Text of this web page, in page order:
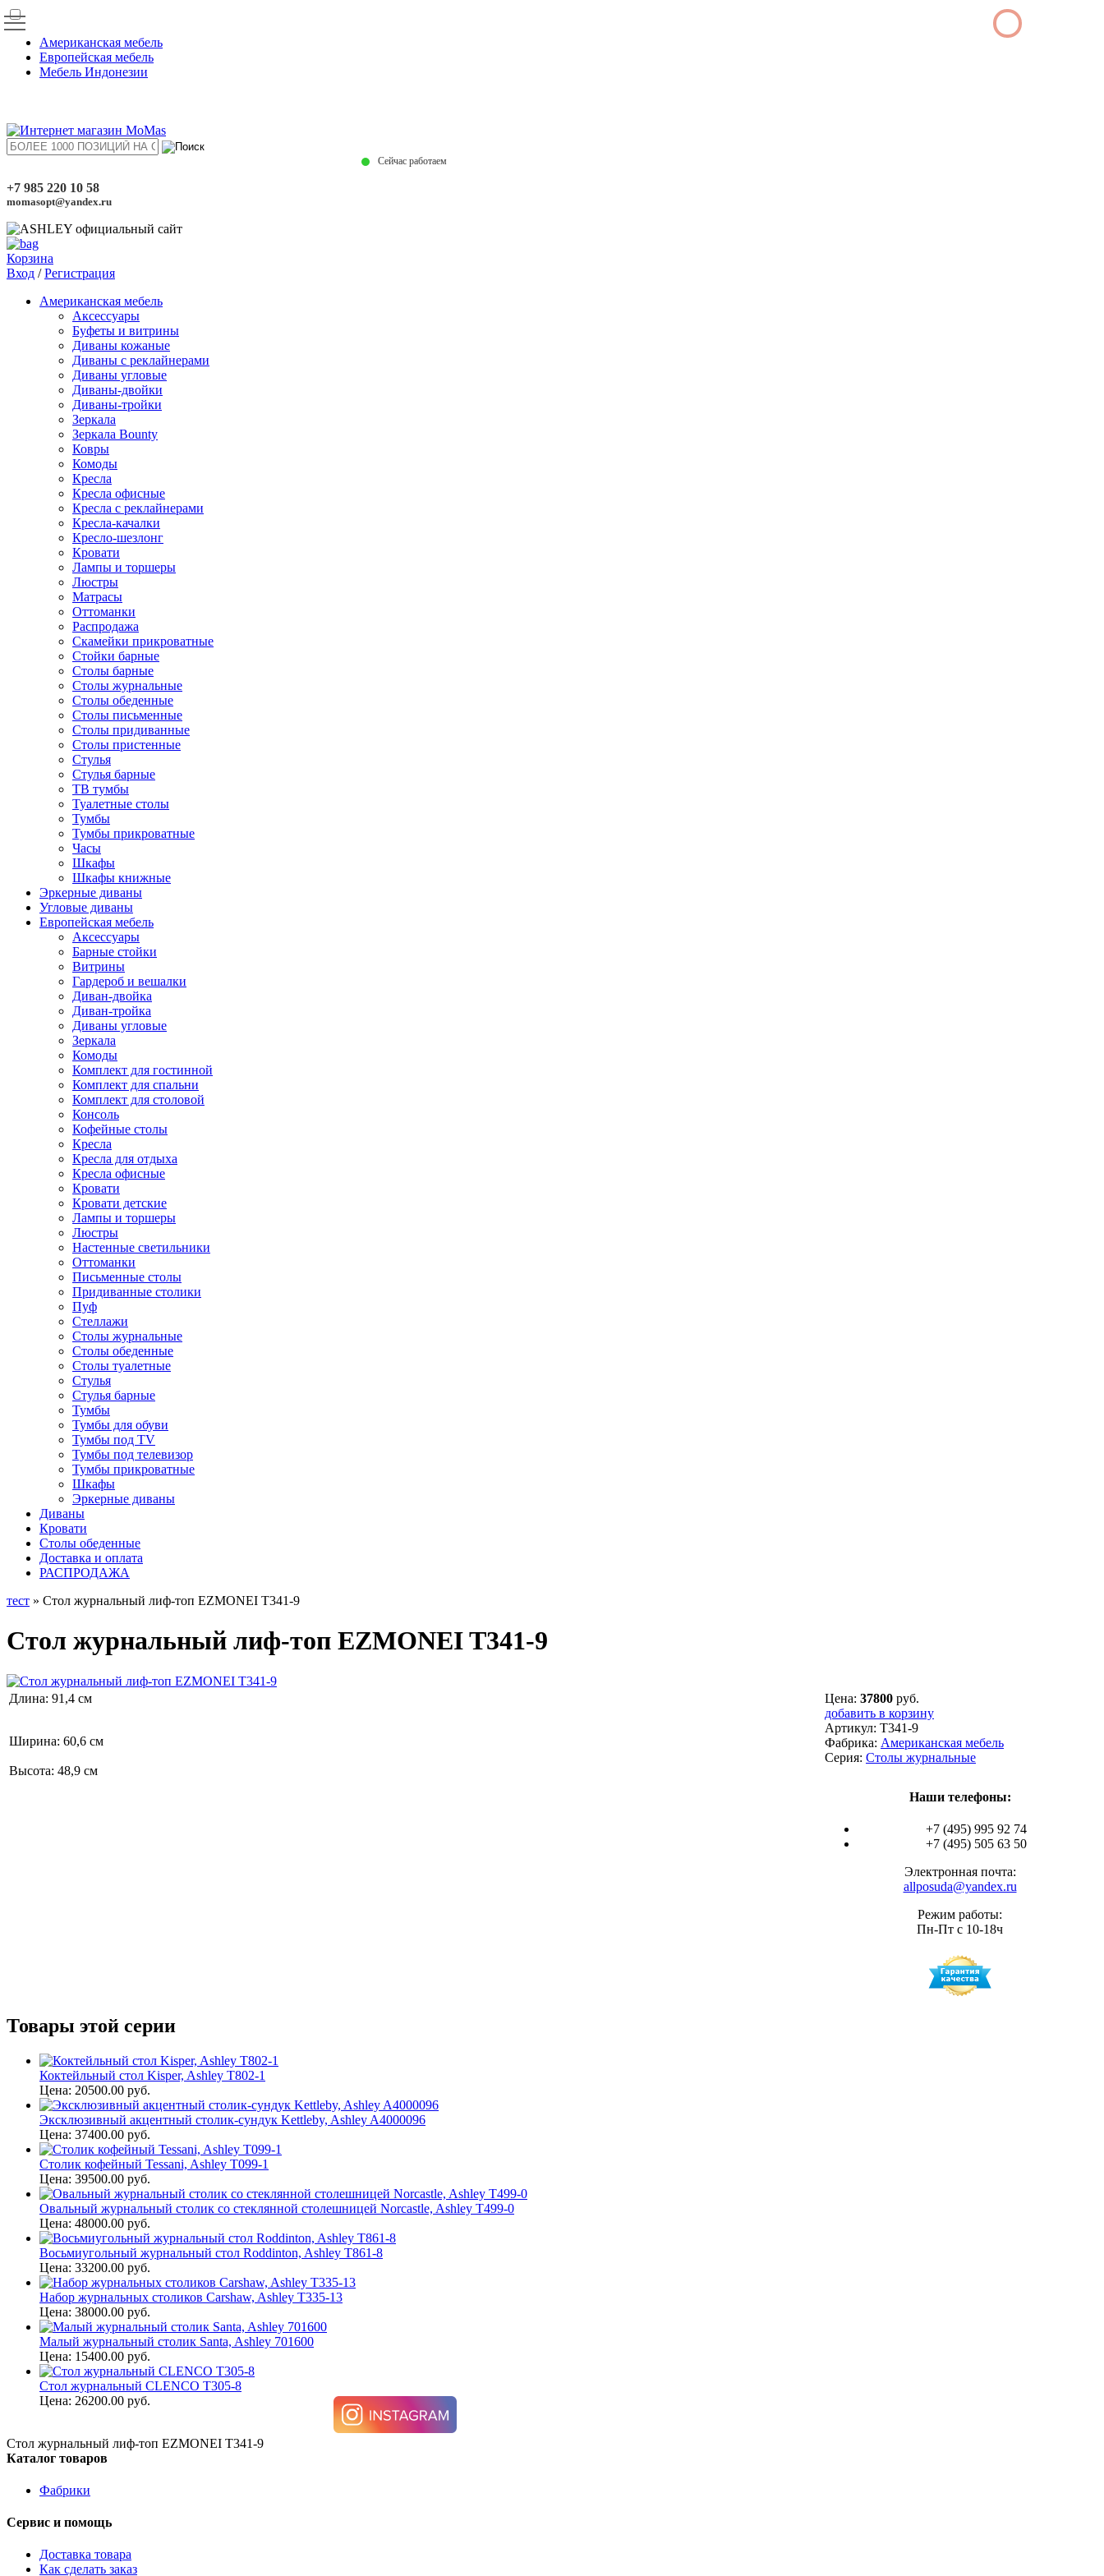
Американская мебель
Европейская мебель
Мебель Индонезии
Сейчас работаем
+7 985 220 10 58
momasopt@yandex.ru
Корзина
Вход /Регистрация
Американская мебель
Аксессуары
Буфеты и витрины
Диваны кожаные
Диваны с реклайнерами
Диваны угловые
Диваны-двойки
Диваны-тройки
Зеркала
Зеркала Bounty
Ковры
Комоды
Кресла
Кресла офисные
Кресла с реклайнерами
Кресла-качалки
Кресло-шезлонг
Кровати
Лампы и торшеры
Люстры
Матрасы
Оттоманки
Распродажа
Скамейки прикроватные
Стойки барные
Столы барные
Столы журнальные
Столы обеденные
Столы письменные
Столы придиванные
Столы пристенные
Стулья
Стулья барные
ТВ тумбы
Туалетные столы
Тумбы
Тумбы прикроватные
Часы
Шкафы
Шкафы книжные
Эркерные диваны
Угловые диваны
Европейская мебель
Аксессуары
Барные стойки
Витрины
Гардероб и вешалки
Диван-двойка
Диван-тройка
Диваны угловые
Зеркала
Комоды
Комплект для гостинной
Комплект для спальни
Комплект для столовой
Консоль
Кофейные столы
Кресла
Кресла для отдыха
Кресла офисные
Кровати
Кровати детские
Лампы и торшеры
Люстры
Настенные светильники
Оттоманки
Письменные столы
Придиванные столики
Пуф
Стеллажи
Столы журнальные
Столы обеденные
Столы туалетные
Стулья
Стулья барные
Тумбы
Тумбы для обуви
Тумбы под TV
Тумбы под телевизор
Тумбы прикроватные
Шкафы
Эркерные диваны
Диваны
Кровати
Столы обеденные
Доставка и оплата
РАСПРОДАЖА
тест » Стол журнальный лиф-топ EZMONEI T341-9
Стол журнальный лиф-топ EZMONEI T341-9
Длина: 91,4 см
Ширина: 60,6 см
Высота: 48,9 см
Цена: 37800 руб.
добавить в корзину
Артикул: T341-9
Фабрика: Американская мебель
Серия: Столы журнальные
Наши телефоны:
+7 (495) 995 92 74
+7 (495) 505 63 50
Электронная почта:
allposuda@yandex.ru
Режим работы:
Пн-Пт с 10-18ч
Товары этой серии
Коктейльный стол Kisper, Ashley T802-1
Цена: 20500.00 руб.
Эксклюзивный акцентный столик-сундук Kettleby, Ashley A4000096
Цена: 37400.00 руб.
Столик кофейный Tessani, Ashley T099-1
Цена: 39500.00 руб.
Овальный журнальный столик со стеклянной столешницей Norcastle, Ashley T499-0
Цена: 48000.00 руб.
Восьмиугольный журнальный стол Roddinton, Ashley T861-8
Цена: 33200.00 руб.
Набор журнальных столиков Carshaw, Ashley T335-13
Цена: 38000.00 руб.
Малый журнальный столик Santa, Ashley 701600
Цена: 15400.00 руб.
Стол журнальный CLENCO T305-8
Цена: 26200.00 руб.
Стол журнальный лиф-топ EZMONEI T341-9
Каталог товаров
Фабрики
Сервис и помощь
Доставка товара
Как сделать заказ